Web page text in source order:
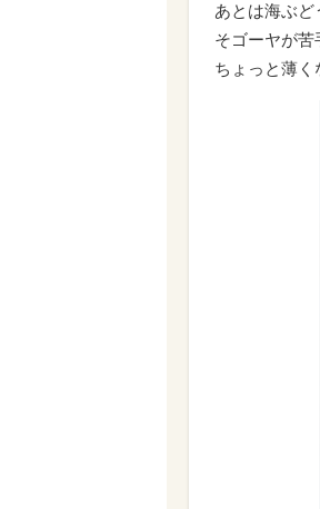
あとは海ぶど
そゴーヤが
ちょっと薄く